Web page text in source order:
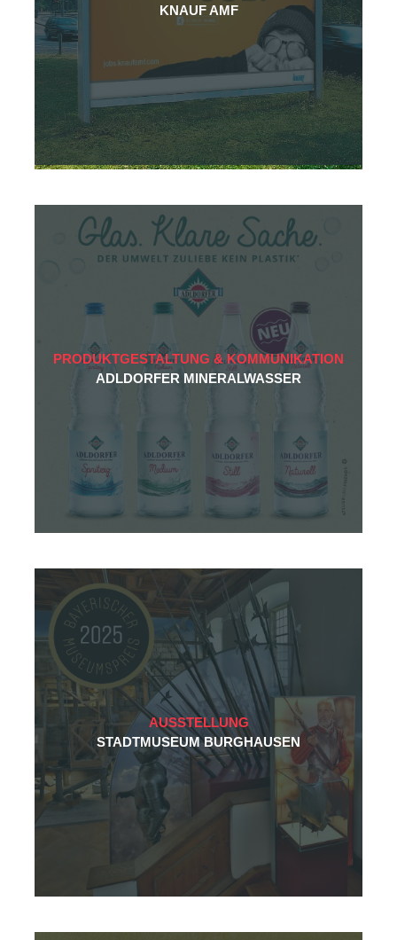
KNAUF AMF
PRODUKTGESTALTUNG & KOMMUNIKATION
ADLDORFER MINERALWASSER
AUSSTELLUNG
STADTMUSEUM BURGHAUSEN